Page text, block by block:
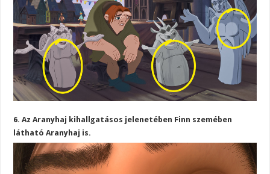
6. Az Aranyhaj kihallgatásos jelenetében Finn szemében
látható Aranyhaj is.